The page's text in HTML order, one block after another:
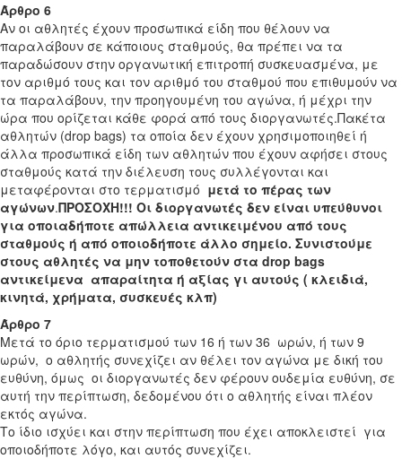
Άρθρο 6
Αν οι αθλητές έχουν προσωπικά είδη που θέλουν να
παραλάβουν σε κάποιους σταθμούς, θα πρέπει να τα
παραδώσουν στην οργανωτική επιτροπή συσκευασμένα, με
τον αριθμό τους και τον αριθμό του σταθμού που επιθυμούν να
τα παραλάβουν, την προηγουμένη του αγώνα, ή μέχρι την
ώρα που ορίζεται κάθε φορά από τους διοργανωτές.Πακέτα
αθλητών (drop bags) τα οποία δεν έχουν χρησιμοποιηθεί ή
άλλα προσωπικά είδη των αθλητών που έχουν αφήσει στους
σταθμούς κατά την διέλευση τους συλλέγονται και
μεταφέρονται στο τερματισμό μετά το πέρας των
αγώνων.ΠΡΟΣΟΧΗ!!! Οι διοργανωτές δεν είναι υπεύθυνοι
για οποιαδήποτε απώλλεια αντικειμένου από τους
σταθμούς ή από οποιοδήποτε άλλο σημείο. Συνιστούμε
στους αθλητές να μην τοποθετούν στα drop bags
αντικείμενα απαραίτητα ή αξίας γι αυτούς ( κλειδιά,
κινητά, χρήματα, συσκευές κλπ)
Άρθρο 7
Μετά το όριο τερματισμού των 16 ή των 36 ωρών, ή των 9
ωρών, ο αθλητής συνεχίζει αν θέλει τον αγώνα με δική του
ευθύνη, όμως οι διοργανωτές δεν φέρουν ουδεμία ευθύνη, σε
αυτή την περίπτωση, δεδομένου ότι ο αθλητής είναι πλέον
εκτός αγώνα.
Το ίδιο ισχύει και στην περίπτωση που έχει αποκλειστεί για
οποιοδήποτε λόγο, και αυτός συνεχίζει.